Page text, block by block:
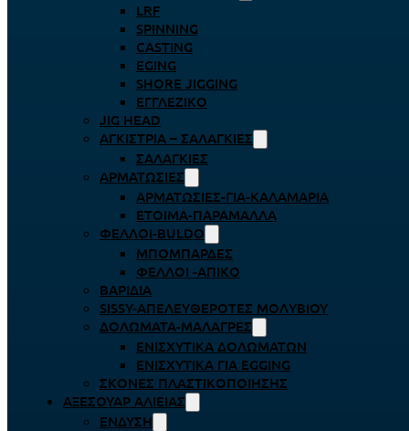
LRF
SPINNING
CASTING
EGING
SHORE JIGGING
ΕΓΓΛΈΖΙΚΟ
JIG HEAD
ΑΓΚΊΣΤΡΙΑ – ΣΑΛΑΓΚΙΈΣ
ΣΑΛΑΓΚΙΈΣ
ΑΡΜΑΤΩΣΙΈΣ
ΑΡΜΑΤΩΣΙΈΣ-ΓΙΑ-ΚΑΛΑΜΆΡΙΑ
ΈΤΟΙΜΑ-ΠΑΡΆΜΑΛΛΑ
ΦΕΛΛΟΊ-BULDO
ΜΠΟΜΠΆΡΔΕΣ
ΦΕΛΛΟΊ -ΑΠΊΚΟ
ΒΑΡΊΔΙΑ
SISSY-ΑΠΕΛΕΥΘΕΡΟΤΈΣ ΜΟΛΥΒΙΟΎ
ΔΟΛΏΜΑΤΑ-ΜΑΛΆΓΡΕΣ
ΕΝΙΣΧΥΤΙΚΆ ΔΟΛΩΜΆΤΩΝ
ΕΝΙΣΧΥΤΙΚΆ ΓΙΑ EGGING
ΣΚΌΝΕΣ ΠΛΑΣΤΙΚΟΠΟΊΗΣΗΣ
ΑΞΕΣΟΥΆΡ ΑΛΙΕΊΑΣ
ΈΝΔΥΣΗ